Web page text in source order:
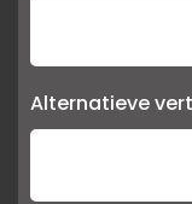
Alternatieve